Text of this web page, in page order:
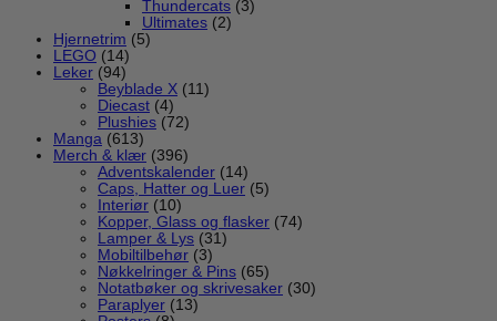
Thundercats (3)
Ultimates (2)
Hjernetrim (5)
LEGO (14)
Leker (94)
Beyblade X (11)
Diecast (4)
Plushies (72)
Manga (613)
Merch & klær (396)
Adventskalender (14)
Caps, Hatter og Luer (5)
Interiør (10)
Kopper, Glass og flasker (74)
Lamper & Lys (31)
Mobiltilbehør (3)
Nøkkelringer & Pins (65)
Notatbøker og skrivesaker (30)
Paraplyer (13)